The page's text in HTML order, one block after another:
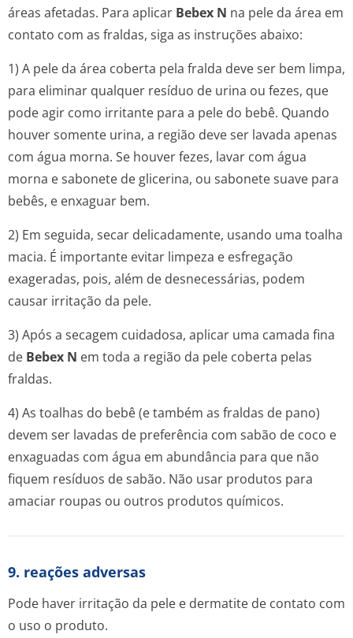
áreas afetadas. Para aplicar Bebex N na pele da área em
contato com as fraldas, siga as instruções abaixo:
1) A pele da área coberta pela fralda deve ser bem limpa,
para eliminar qualquer resíduo de urina ou fezes, que
pode agir como irritante para a pele do bebê. Quando
houver somente urina, a região deve ser lavada apenas
com água morna. Se houver fezes, lavar com água
morna e sabonete de glicerina, ou sabonete suave para
bebês, e enxaguar bem.
2) Em seguida, secar delicadamente, usando uma toalha
macia. É importante evitar limpeza e esfregação
exageradas, pois, além de desnecessárias, podem
causar irritação da pele.
3) Após a secagem cuidadosa, aplicar uma camada fina
de Bebex N em toda a região da pele coberta pelas
fraldas.
4) As toalhas do bebê (e também as fraldas de pano)
devem ser lavadas de preferência com sabão de coco e
enxaguadas com água em abundância para que não
fiquem resíduos de sabão. Não usar produtos para
amaciar roupas ou outros produtos químicos.
9. reações adversas
Pode haver irritação da pele e dermatite de contato com
o uso o produto.